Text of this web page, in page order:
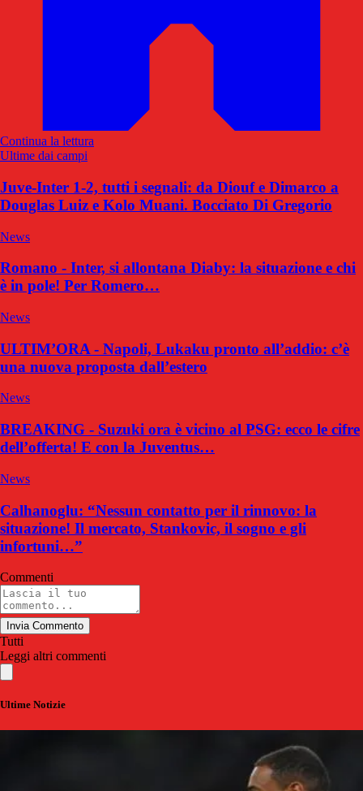
Continua la lettura
Ultime dai campi
Juve-Inter 1-2, tutti i segnali: da Diouf e Dimarco a
Douglas Luiz e Kolo Muani. Bocciato Di Gregorio
News
Romano - Inter, si allontana Diaby: la situazione e chi
è in pole! Per Romero…
News
ULTIM’ORA - Napoli, Lukaku pronto all’addio: c’è
una nuova proposta dall’estero
News
BREAKING - Suzuki ora è vicino al PSG: ecco le cifre
dell’offerta! E con la Juventus…
News
Calhanoglu: “Nessun contatto per il rinnovo: la
situazione! Il mercato, Stankovic, il sogno e gli
infortuni…”
Commenti
Invia Commento
Tutti
Leggi altri commenti
Ultime Notizie